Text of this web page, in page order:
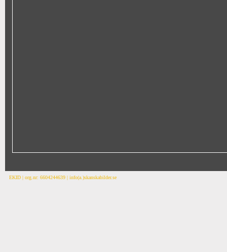
EKID | org.nr: 6604244639 | info(a.)skanskabilder.se